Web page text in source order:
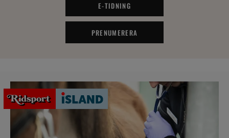
E-TIDNING
PRENUMERERA